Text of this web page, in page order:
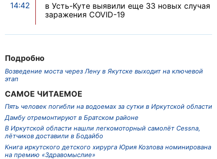
Подробно
Возведение моста через Лену в Якутске выходит на ключевой
этап
САМОЕ ЧИТАЕМОЕ
Пять человек погибли на водоемах за сутки в Иркутской области
Дамбу отремонтируют в Братском районе
В Иркутской области нашли легкомоторный самолёт Cessna,
лётчиков доставили в Бодайбо
Книга иркутского детского хирурга Юрия Козлова номинирована
на премию «Здравомыслие»
14:42
в Усть-Куте выявили еще 33 новых случая
заражения COVID-19